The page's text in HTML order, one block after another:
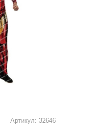
Артикул: 32646